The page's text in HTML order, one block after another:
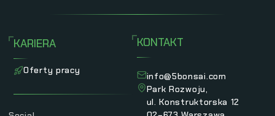
KARIERA
Oferty pracy
KONTAKT
info@5bonsai.com
Park Rozwoju,
ul. Konstruktorska 12